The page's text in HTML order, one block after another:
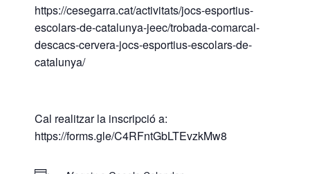
RÁNQUING PÀDEL SANT GUIM 25-26
ESCOLA PÁDEL CURS 25-26
https://cesegarra.cat/activitats/jocs-esportius-
escolars-de-catalunya-jeec/trobada-comarcal-
descacs-cervera-jocs-esportius-escolars-de-
catalunya/
Cal realitzar la inscripció a:
https://forms.gle/C4RFntGbLTEvzkMw8